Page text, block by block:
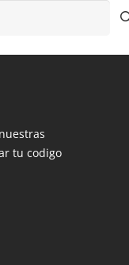
tu codigo